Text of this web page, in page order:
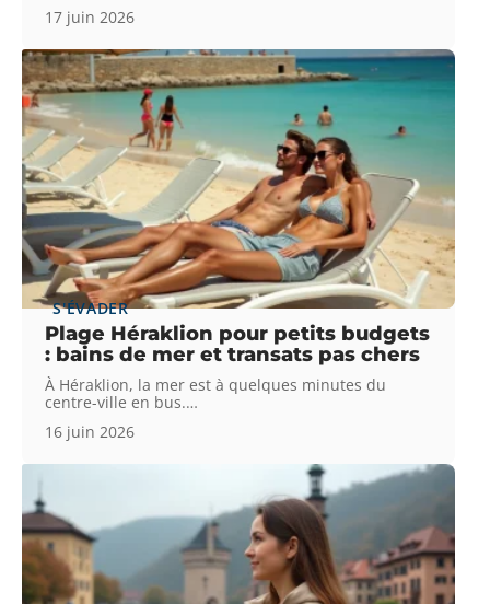
17 juin 2026
S'ÉVADER
Plage Héraklion pour petits budgets
: bains de mer et transats pas chers
À Héraklion, la mer est à quelques minutes du
centre-ville en bus.…
16 juin 2026